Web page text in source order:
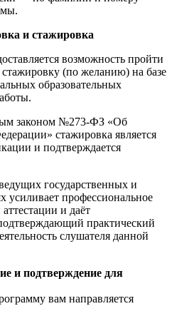
и стажировка
возможность пройти
(по желанию) на базе
образовательных
законом №273-ФЗ «Об
стажировка является
и подтверждается
государственных и
профессиональное
и даёт
практический
слушателя данной
и подтверждение для
вам направляется